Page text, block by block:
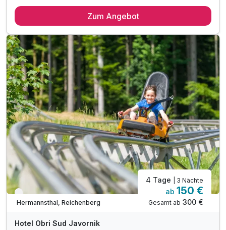
5 x reichhaltiges Frühstück vom Buffet
1 x Eintrittskarte für den ZOO Liberec
1 x Eintrittskarte für die Bobbahn
inkl. Parkplatz & WLAN-Nutzung
Ortstaxe inklusive
Zum Angebot
Verfügbar bis Dezember
Hermannsthal, Reichenberg
4 Tage | 3 Nächte
ab 150 €
Gesamt ab 300 €
Hotel Obri Sud Javornik